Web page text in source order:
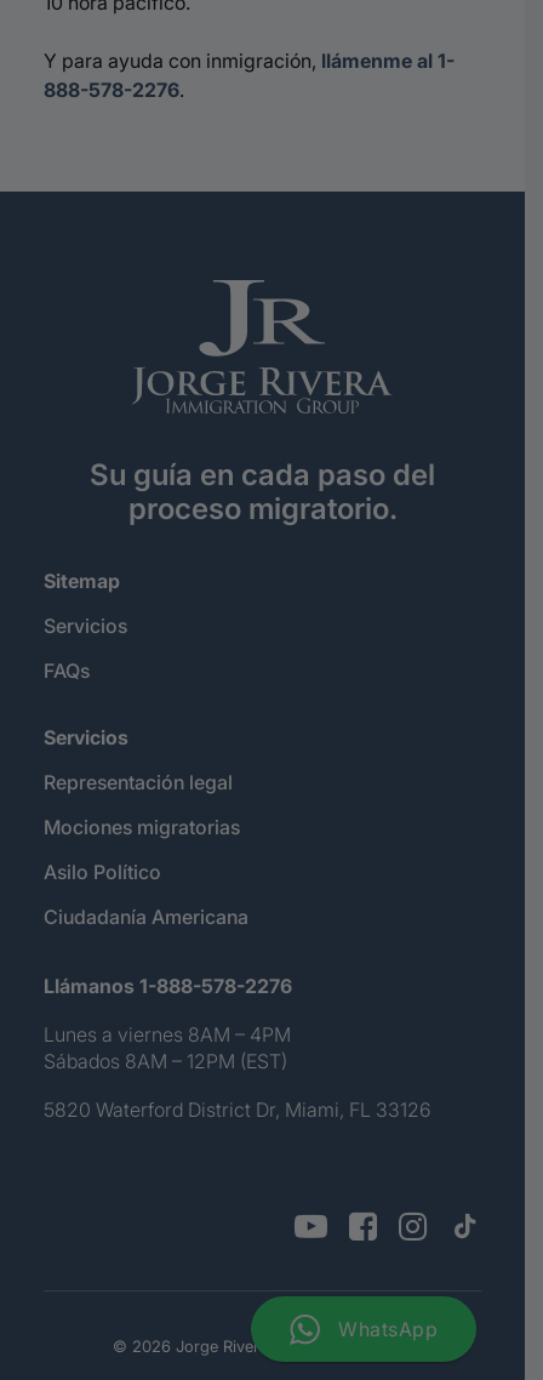
Y para ayuda con inmigración, llámenme al 1-
888-578-2276.
Su guía en cada paso del
proceso migratorio.
Sitemap
Servicios
FAQs
Servicios
Representación legal
Mociones migratorias
Asilo Político
Ciudadanía Americana
Llámanos 1-888-578-2276
Lunes a viernes 8AM – 4PM
Sábados 8AM – 12PM (EST)
5820 Waterford District Dr, Miami, FL 33126
© 2026 Jorge Rivera. All rights reserved
WhatsApp